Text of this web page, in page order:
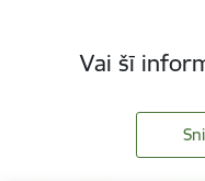
Vai šī